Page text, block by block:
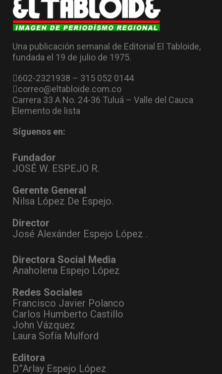
Una publicación semanal de Editorial El Tabloide,
fundada el 19 de julio de 1975.
602-2321938 – 315 052 0144
correo@eltabloide.com.co
Carrera 33 A No. 24-36 Tuluá – Valle del Cauca
Elemento de lista
Síguenos en:
Fundador
JOSÉ W. ESPEJO R.
Gerente General
Nilsa López De Espejo.
Director
José Alexánder Espejo López .
Directora Social Media
Anaholena Espejo López
Redes Sociales
Francisco Javier Polanco
Carlos Humberto Castillo
John Vázquez
Laura Sofía Mulford
Editora
D”Arlay Espejo López